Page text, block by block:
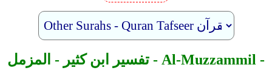
تفسير ابن كثير - المزمل - Al-Muzzammil -